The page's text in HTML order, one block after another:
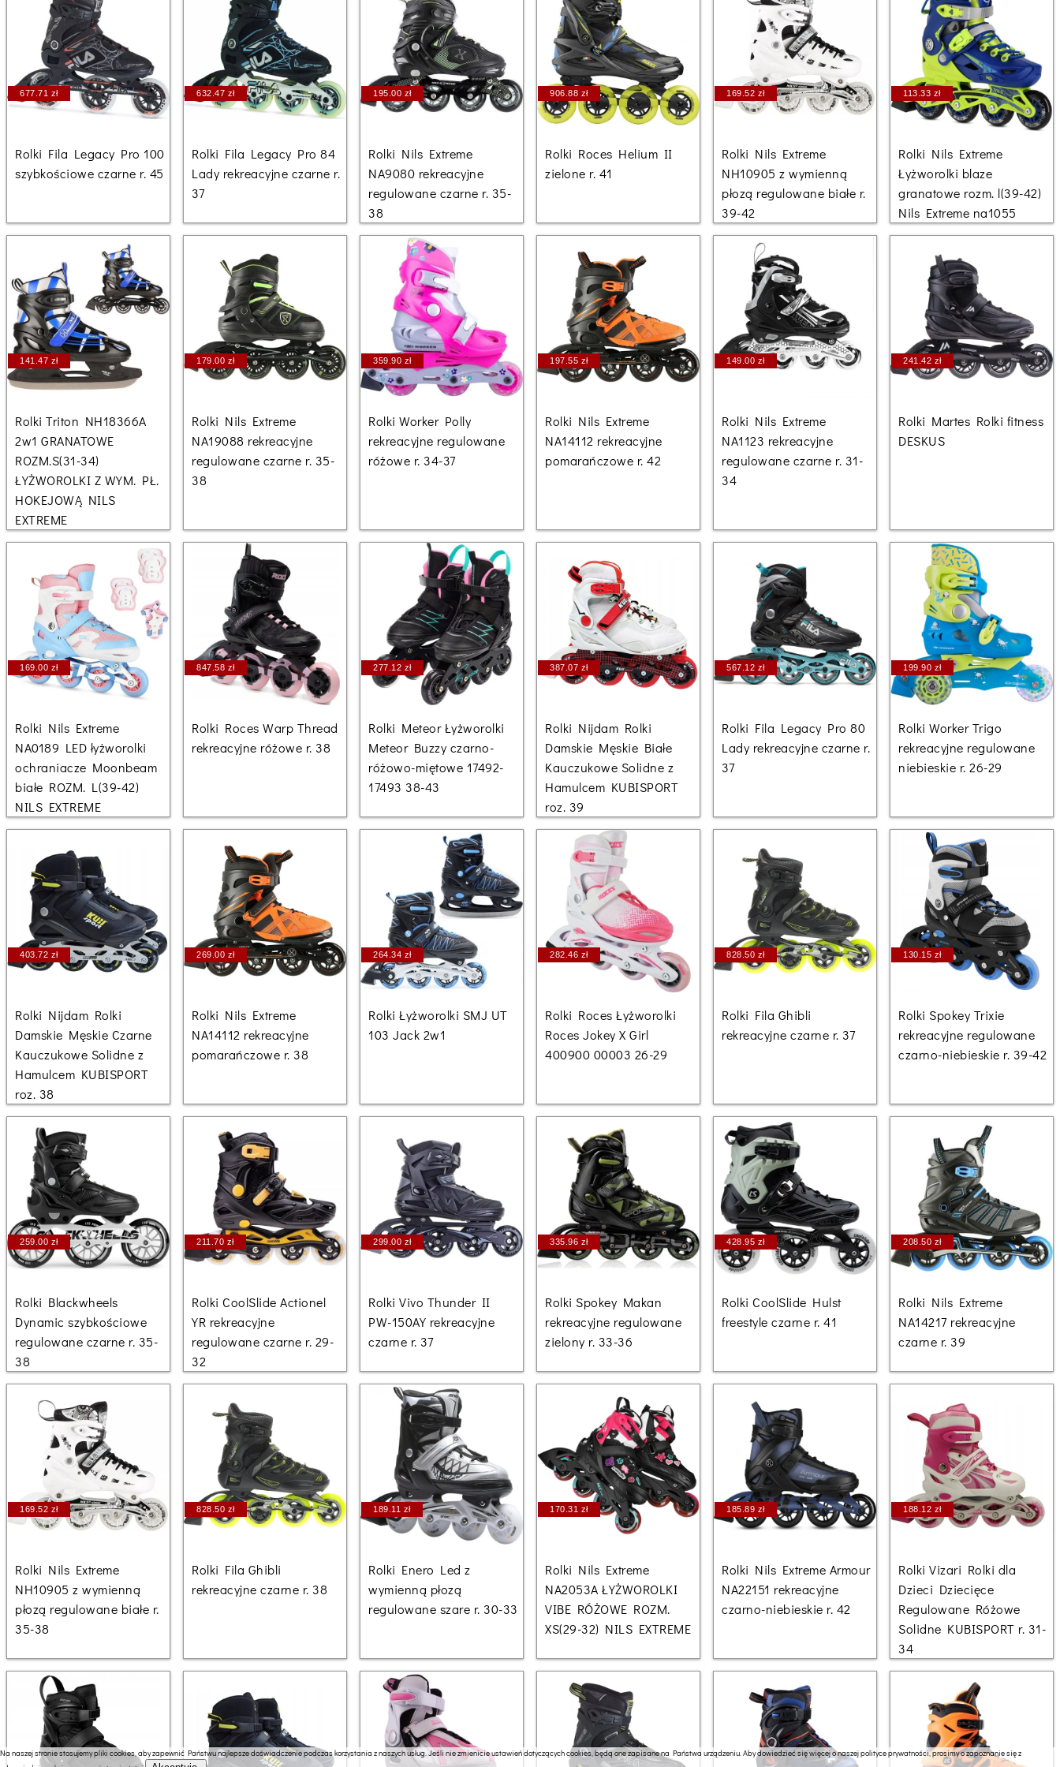
677.71 zł
Rolki Fila Legacy Pro 100
szybkościowe czarne r. 45
632.47 zł
Rolki Fila Legacy Pro 84
Lady rekreacyjne czarne r.
37
195.00 zł
Rolki Nils Extreme
NA9080 rekreacyjne
regulowane czarne r. 35-
38
906.88 zł
Rolki Roces Helium II
zielone r. 41
169.52 zł
Rolki Nils Extreme
NH10905 z wymienną
płozą regulowane białe r.
39-42
113.33 zł
Rolki Nils Extreme
Łyżworolki blaze
granatowe rozm. l(39-42)
Nils Extreme na1055
141.47 zł
Rolki Triton NH18366A
2w1 GRANATOWE
ROZM.S(31-34)
ŁYŻWOROLKI Z WYM. PŁ.
HOKEJOWĄ NILS
EXTREME
179.00 zł
Rolki Nils Extreme
NA19088 rekreacyjne
regulowane czarne r. 35-
38
359.90 zł
Rolki Worker Polly
rekreacyjne regulowane
różowe r. 34-37
197.55 zł
Rolki Nils Extreme
NA14112 rekreacyjne
pomarańczowe r. 42
149.00 zł
Rolki Nils Extreme
NA1123 rekreacyjne
regulowane czarne r. 31-
34
241.42 zł
Rolki Martes Rolki fitness
DESKUS
169.00 zł
Rolki Nils Extreme
NA0189 LED łyżworolki
ochraniacze Moonbeam
białe ROZM. L(39-42)
NILS EXTREME
847.58 zł
Rolki Roces Warp Thread
rekreacyjne różowe r. 38
277.12 zł
Rolki Meteor Łyżworolki
Meteor Buzzy czarno-
różowo-miętowe 17492-
17493 38-43
387.07 zł
Rolki Nijdam Rolki
Damskie Męskie Białe
Kauczukowe Solidne z
Hamulcem KUBISPORT
roz. 39
567.12 zł
Rolki Fila Legacy Pro 80
Lady rekreacyjne czarne r.
37
199.90 zł
Rolki Worker Trigo
rekreacyjne regulowane
niebieskie r. 26-29
403.72 zł
Rolki Nijdam Rolki
Damskie Męskie Czarne
Kauczukowe Solidne z
Hamulcem KUBISPORT
roz. 38
269.00 zł
Rolki Nils Extreme
NA14112 rekreacyjne
pomarańczowe r. 38
264.34 zł
Rolki Łyżworolki SMJ UT
103 Jack 2w1
282.46 zł
Rolki Roces Łyżworolki
Roces Jokey X Girl
400900 00003 26-29
828.50 zł
Rolki Fila Ghibli
rekreacyjne czarne r. 37
130.15 zł
Rolki Spokey Trixie
rekreacyjne regulowane
czarno-niebieskie r. 39-42
259.00 zł
Rolki Blackwheels
Dynamic szybkościowe
regulowane czarne r. 35-
38
211.70 zł
Rolki CoolSlide Actionel
YR rekreacyjne
regulowane czarne r. 29-
32
299.00 zł
Rolki Vivo Thunder II
PW-150AY rekreacyjne
czarne r. 37
335.96 zł
Rolki Spokey Makan
rekreacyjne regulowane
zielony r. 33-36
428.95 zł
Rolki CoolSlide Hulst
freestyle czarne r. 41
208.50 zł
Rolki Nils Extreme
NA14217 rekreacyjne
czarne r. 39
169.52 zł
Rolki Nils Extreme
NH10905 z wymienną
płozą regulowane białe r.
35-38
828.50 zł
Rolki Fila Ghibli
rekreacyjne czarne r. 38
189.11 zł
Rolki Enero Led z
wymienną płozą
regulowane szare r. 30-33
170.31 zł
Rolki Nils Extreme
NA2053A ŁYŻWOROLKI
VIBE RÓŻOWE ROZM.
XS(29-32) NILS EXTREME
185.89 zł
Rolki Nils Extreme Armour
NA22151 rekreacyjne
czarno-niebieskie r. 42
188.12 zł
Rolki Vizari Rolki dla
Dzieci Dziecięce
Regulowane Różowe
Solidne KUBISPORT r. 31-
34
Na naszej stronie stosujemy pliki cookies, aby zapewnić Państwu najlepsze doświadczenie podczas korzystania z naszych usług. Jeśli nie zmienicie ustawień dotyczących cookies, będą one zapisane na Państwa urządzeniu. Aby dowiedzieć się więcej o naszej polityce prywatności, prosimy o zapoznanie się z